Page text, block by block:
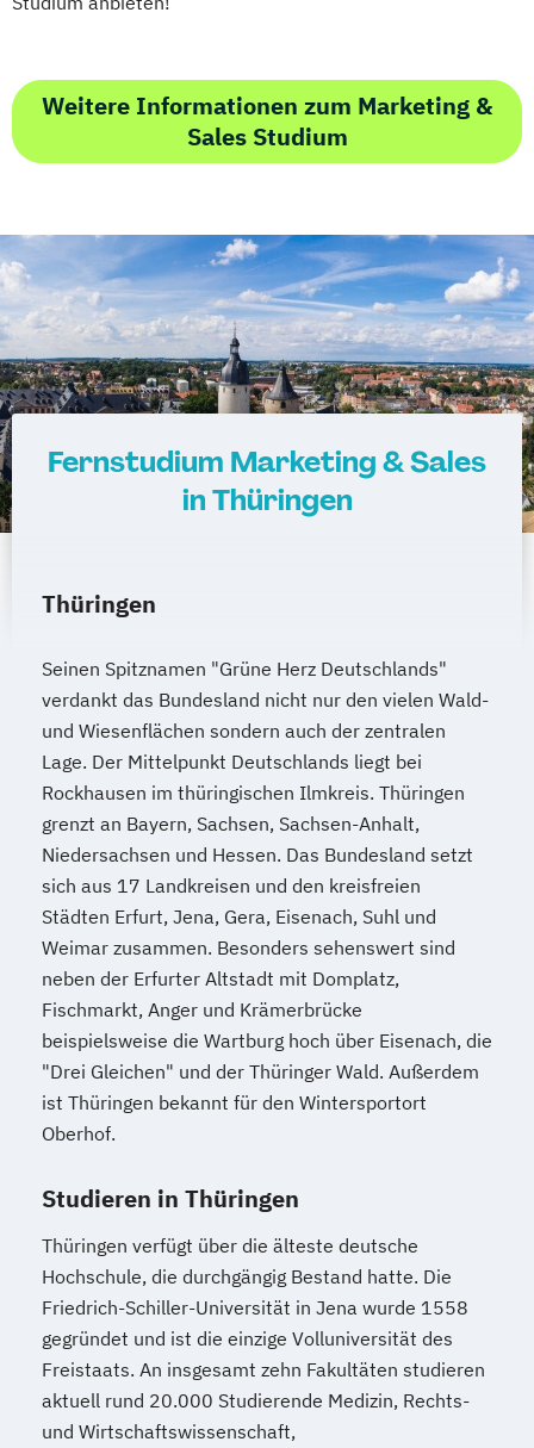
Weitere Informationen zum Marketing &
Sales Studium
Fernstudium Marketing & Sales
in Thüringen
Thüringen
Seinen Spitznamen "Grüne Herz Deutschlands"
verdankt das Bundesland nicht nur den vielen Wald-
und Wiesenflächen sondern auch der zentralen
Lage. Der Mittelpunkt Deutschlands liegt bei
Rockhausen im thüringischen Ilmkreis. Thüringen
grenzt an Bayern, Sachsen, Sachsen-Anhalt,
Niedersachsen und Hessen. Das Bundesland setzt
sich aus 17 Landkreisen und den kreisfreien
Städten Erfurt, Jena, Gera, Eisenach, Suhl und
Weimar zusammen. Besonders sehenswert sind
neben der Erfurter Altstadt mit Domplatz,
Fischmarkt, Anger und Krämerbrücke
beispielsweise die Wartburg hoch über Eisenach, die
"Drei Gleichen" und der Thüringer Wald. Außerdem
ist Thüringen bekannt für den Wintersportort
Oberhof.
Studieren in Thüringen
Thüringen verfügt über die älteste deutsche
Hochschule, die durchgängig Bestand hatte. Die
Friedrich-Schiller-Universität in Jena wurde 1558
gegründet und ist die einzige Volluniversität des
Freistaats. An insgesamt zehn Fakultäten studieren
aktuell rund 20.000 Studierende Medizin, Rechts-
und Wirtschaftswissenschaft,